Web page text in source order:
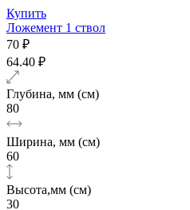
Купить
Ложемент 1 ствол
70 ₽
64.40 ₽
Глубина, мм (см)
80
Ширина, мм (см)
60
Высота,мм (см)
30